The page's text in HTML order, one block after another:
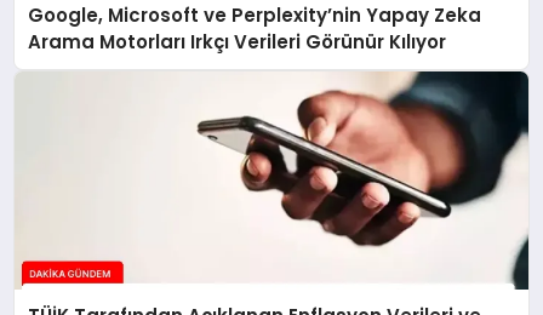
Google, Microsoft ve Perplexity’nin Yapay Zeka
Arama Motorları Irkçı Verileri Görünür Kılıyor